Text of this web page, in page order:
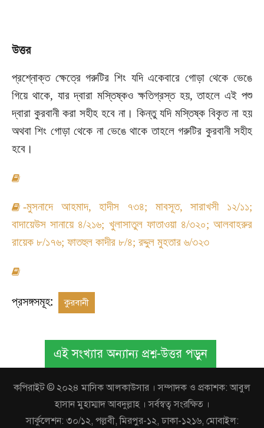
উত্তর
প্রশ্নোক্ত ক্ষেত্রে গরুটির শিং যদি একেবারে গোড়া থেকে ভেঙে
গিয়ে থাকে, যার দ্বারা মস্তিষ্কও ক্ষতিগ্রস্ত হয়,তাহলে এই পশু
দ্বারা কুরবানী করা সহীহ হবে না। কিন্তু যদি মস্তিষ্ক বিকৃত না হয়
অথবা শিং গোড়া থেকে না ভেঙে থাকে তাহলে গরুটির কুরবানী সহীহ
হবে।
-মুসনাদে আহমাদ,হাদীস ৭৩৪; মাবসূত,সারাখসী ১২/১১;
বাদায়েউস সানায়ে ৪/২১৬; খুলাসাতুল ফাতাওয়া ৪/৩২০;আলবাহরুর
রায়েক ৮/১৭৬; ফাতহুল কাদীর ৮/৪; রদ্দুল মুহতার ৬/৩২৩
প্রসঙ্গসমূহ: কুরবানী
এই সংখ্যার অন্যান্য প্রশ্ন-উত্তর পড়ুন
কপিরাইট © ২০২৪ মাসিক আলকাউসার । সম্পাদক ও প্রকাশক: আবুল
হাসান মুহাম্মাদ আবদুল্লাহ । সর্বস্বত্ব সংরক্ষিত ।
সার্কুলেশন: ৩০/১২, পল্লবী, মিরপুর-১২, ঢাকা-১২১৬, মোবাইল: